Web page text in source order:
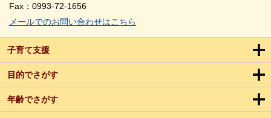
子育て支援
目的でさがす
年齢でさがす
Fax：0993-72-1656
メールでのお問い合わせはこちら